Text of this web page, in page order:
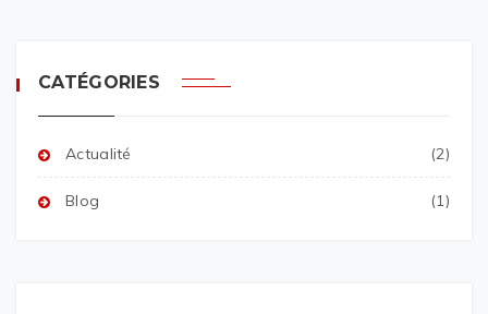
CATÉGORIES
Actualité (2)
Blog (1)